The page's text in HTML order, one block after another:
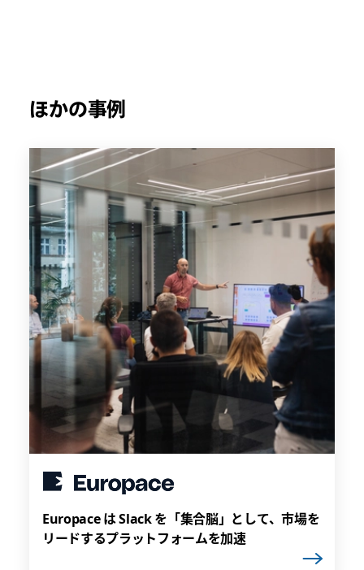
ほかの事例
Europace は Slack を「集合脳」として、市場を
リードするプラットフォームを加速